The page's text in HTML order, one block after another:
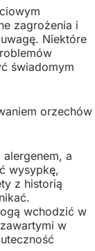
zagrożenia i
Niektóre
świadomym
orzechów
a
wysypkę,
z historią
wchodzić w
w